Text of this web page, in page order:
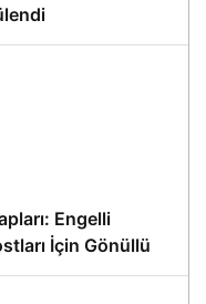
Engelli
İçin Gönüllü